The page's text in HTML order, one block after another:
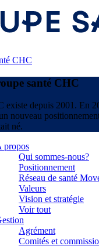
CHC
santé CHC
existe depuis 2001. En
nouveau
né.
propos
Qui sommes-nous?
Positionnement
Réseau de santé
Valeurs
Vision et stratégie
Voir tout
Agrément
Comités et